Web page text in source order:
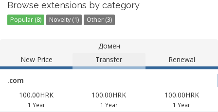
Browse extensions by category
Popular (8) Novelty (1) Other (3)
Домен
New Price
Transfer Renewal
.com
100.00HRK
1 Year
100.00HRK
1 Year
100.00HRK
1 Year